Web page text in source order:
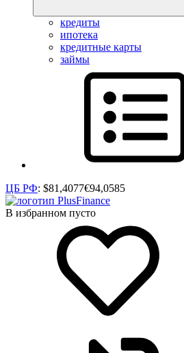
кредиты
ипотека
кредитные карты
займы
ЦБ РФ: $81,4077€94,0585
В избранном пусто